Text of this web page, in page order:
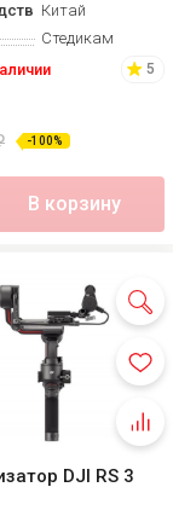
Китай
Стедикам
5
-100%
В корзину
DJI RS 3